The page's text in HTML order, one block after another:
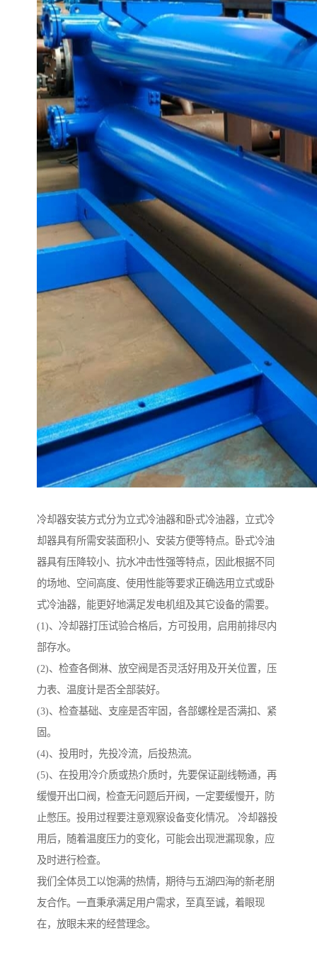
冷却器安装方式分为立式冷油器和卧式冷油器，立式冷
却器具有所需安装面积小、安装方便等特点。卧式冷油
器具有压降较小、抗水冲击性强等特点，因此根据不同
的场地、空间高度、使用性能等要求正确选用立式或卧
式冷油器，能更好地满足发电机组及其它设备的需要。
(1)、冷却器打压试验合格后，方可投用，启用前排尽内
部存水。
(2)、检查各倒淋、放空阀是否灵活好用及开关位置，压
力表、温度计是否全部装好。
(3)、检查基础、支座是否牢固，各部螺栓是否满扣、紧
固。
(4)、投用时，先投冷流，后投热流。
(5)、在投用冷介质或热介质时，先要保证副线畅通，再
缓慢开出口阀，检查无问题后开阀，一定要缓慢开，防
止憋压。投用过程要注意观察设备变化情况。 冷却器投
用后，随着温度压力的变化，可能会出现泄漏现象，应
及时进行检查。
我们全体员工以饱满的热情，期待与五湖四海的新老朋
友合作。一直秉承满足用户需求，至真至诚，着眼现
在，放眼未来的经营理念。